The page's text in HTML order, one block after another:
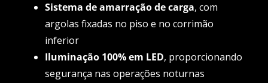
Sistema de amarração de carga, com
argolas fixadas no piso e no corrimão
inferior
Iluminação 100% em LED, proporcionando
segurança nas operações noturnas